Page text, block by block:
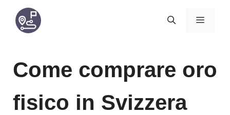
MENU
Come comprare oro
fisico in Svizzera